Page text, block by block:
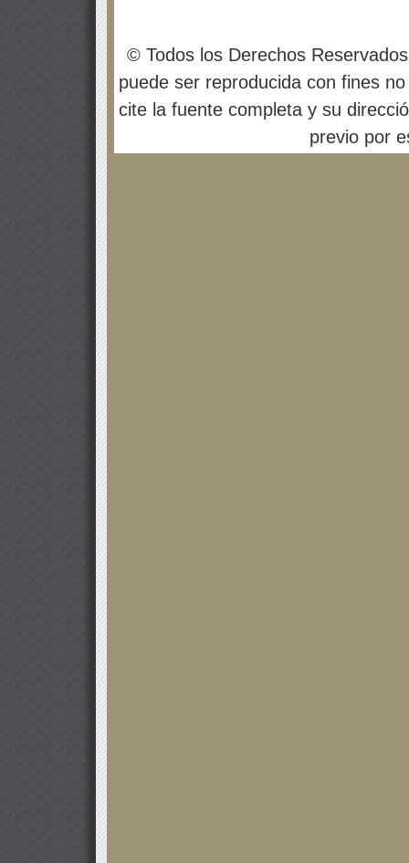
© Todos los Derechos
puede ser reproducida con fines
cite la fuente completa y su
previo por